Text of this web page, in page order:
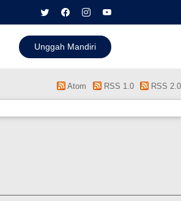
Unggah Mandiri
Atom RSS 1.0 RSS 2.0